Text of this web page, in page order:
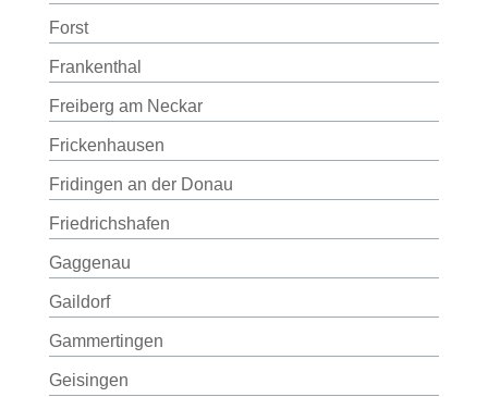
Forst
Frankenthal
Freiberg am Neckar
Frickenhausen
Fridingen an der Donau
Friedrichshafen
Gaggenau
Gaildorf
Gammertingen
Geisingen